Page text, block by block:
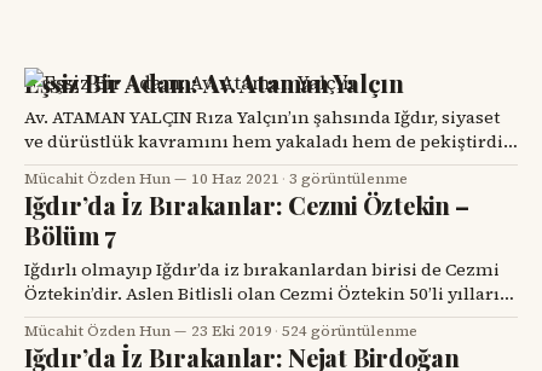
Eşsiz Bir Adam: Av. Ataman Yalçın
Av. ATAMAN YALÇIN Rıza Yalçın’ın şahsında Iğdır, siyaset
ve dürüstlük kavramını hem yakaladı hem de pekiştirdi.
“Dürüstlük için siyaset” ilkesi temelinde, belediye
başkanı ve milletvekili olarak Iğdır’a hizmet veren Rıza
Bey, bugün mumla aranan siyasetçi kimliğini ta o
zamanlar Iğdırımıza kazandırmış; ağırbaşlılığı, ciddiyeti
ve güven veren kişiliğiyle, Iğdır’
Mücahit Özden Hun 10 Haz 2021 ·3 görüntülenme
Iğdır’da İz Bırakanlar: Cezmi Öztekin –
Bölüm 7
Iğdırlı olmayıp Iğdır’da iz bırakanlardan birisi de Cezmi
Öztekin’dir. Aslen Bitlisli olan Cezmi Öztekin 50’li yılların
başında Iğdır Zirai Donatımda görev alır. Mecit Hun da
Zirai Donatımda çalıştığı için aralarında bir dostluk
Mücahit Özden Hun 23 Eki 2019 ·524 görüntülenme
Iğdır’da İz Bırakanlar: Nejat Birdoğan